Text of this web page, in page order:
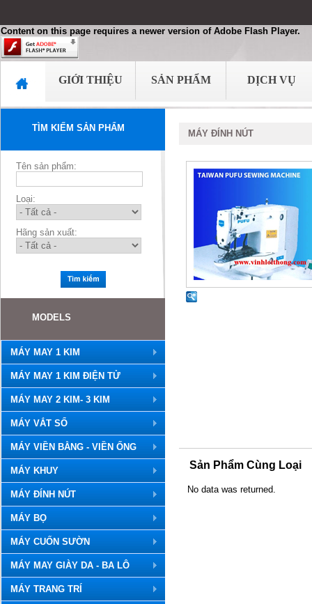
Content on this page requires a newer version of Adobe Flash Player.
GIỚI THIỆU SẢN PHẨM DỊCH VỤ
TÌM KIẾM SẢN PHẨM
Tên sản phẩm:
Loại:
Hãng sản xuất:
MODELS
MÁY MAY 1 KIM
MÁY MAY 1 KIM ĐIỆN TỬ
MÁY MAY 2 KIM- 3 KIM
MÁY VẮT SỔ
MÁY VIỀN BẰNG - VIỀN ỐNG
MÁY KHUY
MÁY ĐÍNH NÚT
MÁY BỌ
MÁY CUỐN SƯỜN
MÁY MAY GIÀY DA - BA LÔ
MÁY TRANG TRÍ
MÁY ĐÍNH NÚT
Sản Phẩm Cùng Loại
No data was returned.